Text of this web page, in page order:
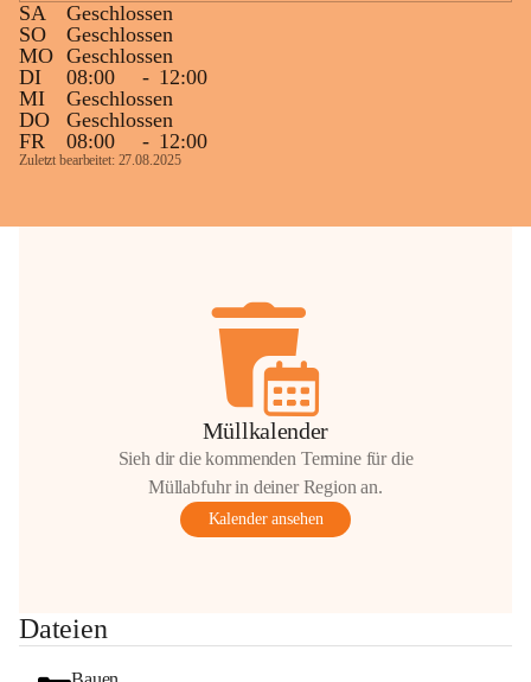
Bevölkerung ungewohnte, jedoch
technisch notwendige Betriebszustände so
kurz wie möglich zu halten.
Wir bitten daher die umliegende
Bevölkerung um Verständnis.
anrainer-service@omv.com
Bei Fragen, Anliegen oder Beschwerden.
Die OMV wird im Zuge von
SA
Geschlossen
SO
Geschlossen
MO Geschlossen
DI
08:00 - 12:00
MI
Geschlossen
DO
Geschlossen
FR
08:00 - 12:00
Zuletzt bearbeitet: 27.08.2025
Müllkalender
Sieh dir die kommenden Termine für die
Müllabfuhr in deiner Region an.
Kalender ansehen
Dateien